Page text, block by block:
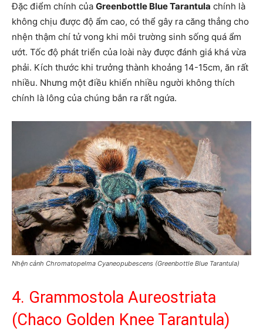
Đặc điểm chính của Greenbottle Blue Tarantula chính là
không chịu được độ ẩm cao, có thể gây ra căng thẳng cho
nhện thậm chí tử vong khi môi trường sinh sống quá ẩm
ướt. Tốc độ phát triển của loài này được đánh giá khá vừa
phải. Kích thước khi trưởng thành khoảng 14-15cm, ăn rất
nhiều. Nhưng một điều khiến nhiều người không thích
chính là lông của chúng bắn ra rất ngứa.
Nhện cảnh Chromatopelma Cyaneopubescens (Greenbottle Blue Tarantula)
4. Grammostola Aureostriata
(Chaco Golden Knee Tarantula)